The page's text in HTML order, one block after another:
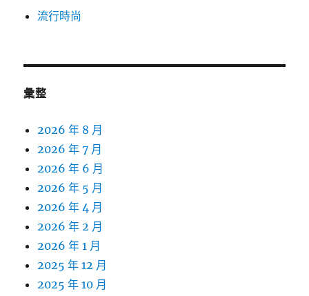
流行時尚
彙整
2026 年 8 月
2026 年 7 月
2026 年 6 月
2026 年 5 月
2026 年 4 月
2026 年 2 月
2026 年 1 月
2025 年 12 月
2025 年 10 月